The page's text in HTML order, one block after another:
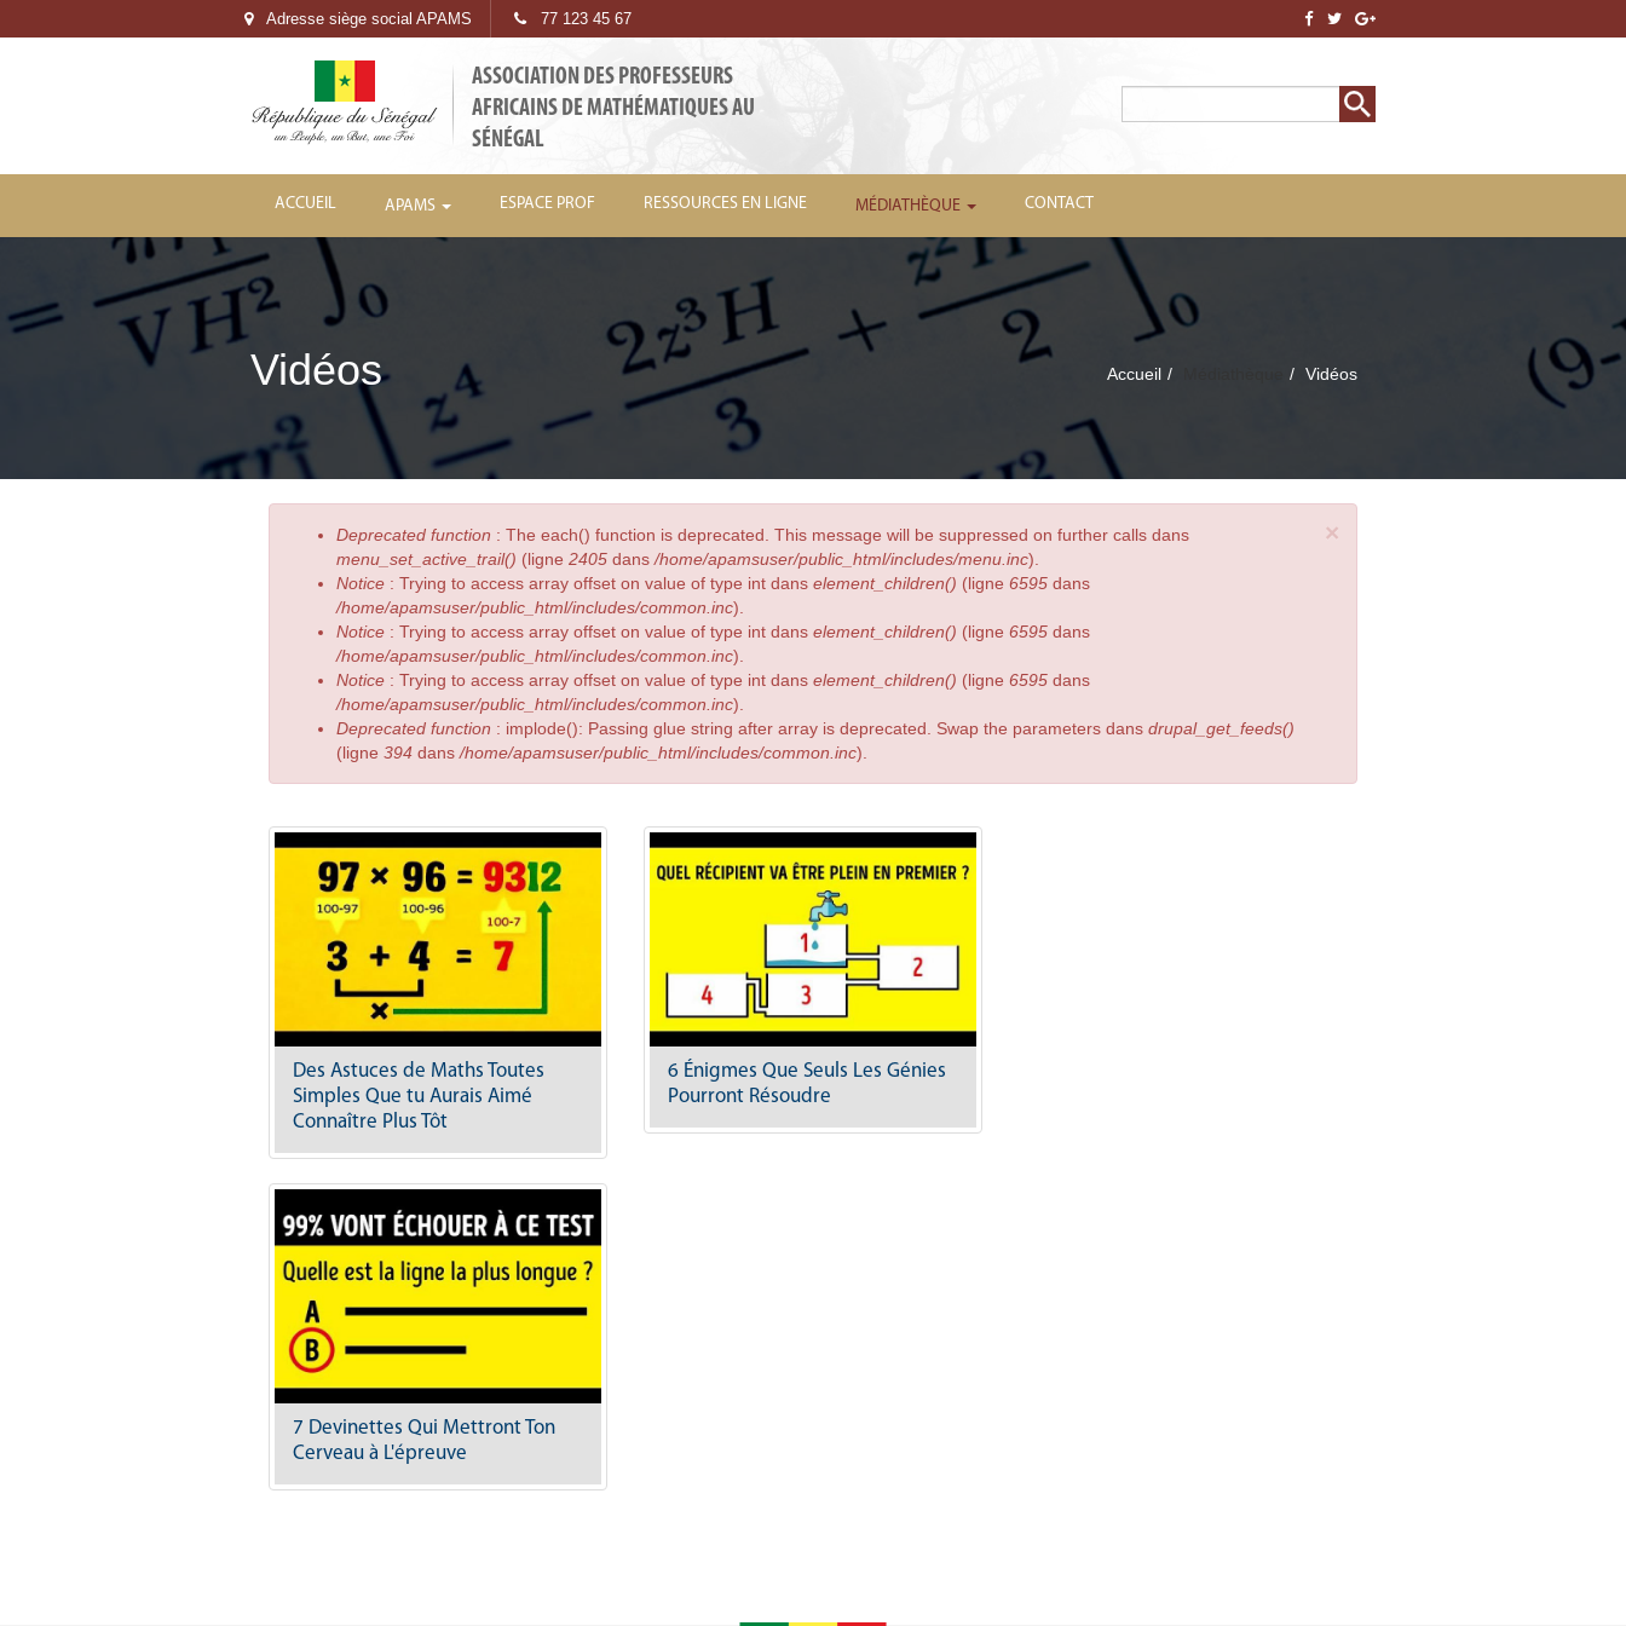
Adresse siège social APAMS 77 123 45 67
ASSOCIATION DES PROFESSEURS
AFRICAINS DE MATHÉMATIQUES AU
SÉNÉGAL
Formulaire de
recherche
ACCUEIL APAMS ESPACE PROF RESSOURCES EN LIGNE MÉDIATHÈQUE CONTACT
Vidéos Accueil Vidéos
×
Deprecated function : The each() function is deprecated. This message will be suppressed on further calls dans
menu_set_active_trail() (ligne 2405 dans /home/apamsuser/public_html/includes/menu.inc).
Notice : Trying to access array offset on value of type int dans element_children() (ligne 6595 dans
/home/apamsuser/public_html/includes/common.inc).
Notice : Trying to access array offset on value of type int dans element_children() (ligne 6595 dans
/home/apamsuser/public_html/includes/common.inc).
Notice : Trying to access array offset on value of type int dans element_children() (ligne 6595 dans
/home/apamsuser/public_html/includes/common.inc).
Deprecated function : implode(): Passing glue string after array is deprecated. Swap the parameters dans drupal_get_feeds()
(ligne 394 dans /home/apamsuser/public_html/includes/common.inc).
Des Astuces de Maths Toutes
Simples Que tu Aurais Aimé
Connaître Plus Tôt
6 Énigmes Que Seuls Les Génies
Pourront Résoudre
7 Devinettes Qui Mettront Ton
Cerveau à L'épreuve